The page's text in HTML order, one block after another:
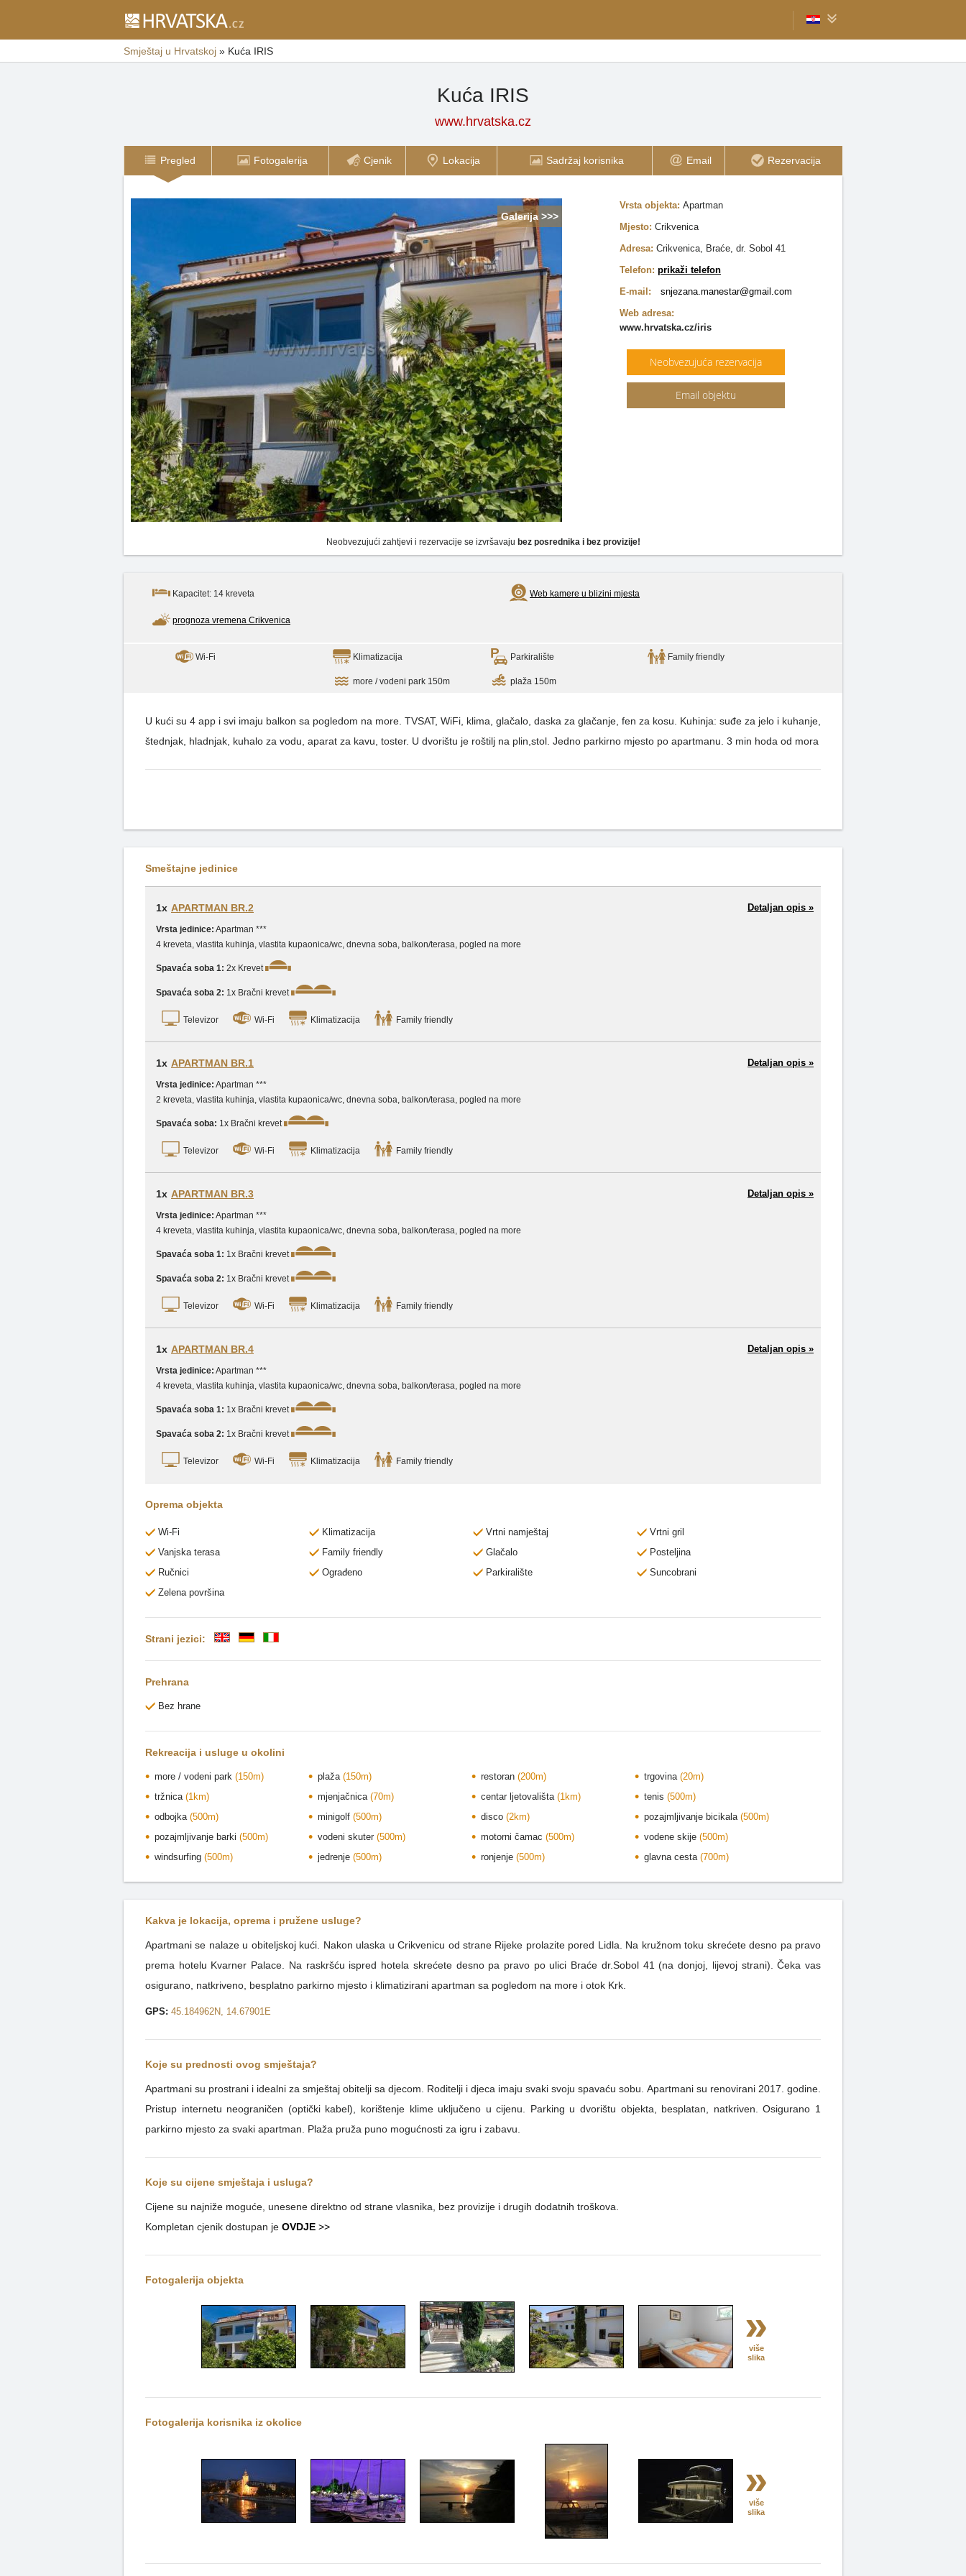
Smještaj u Hrvatskoj » Kuća IRIS
Kuća IRIS
www.hrvatska.cz
Pregled Fotogalerija Cjenik Lokacija Sadržaj korisnika Email Rezervacija
Galerija >>>
Vrsta objekta: Apartman
Mjesto: Crikvenica
Adresa: Crikvenica, Braće, dr. Sobol 41
Telefon: prikaži telefon
E-mail:
snjezana.manestar@gmail.com
Web adresa:
www.hrvatska.cz/iris
Neobvezujuća rezervacija
Email objektu
Neobvezujući zahtjevi i rezervacije se izvršavaju bez posrednika i bez provizije!
Kapacitet: 14 kreveta Web kamere u blizini mjesta
prognoza vremena Crikvenica
Wi-Fi Klimatizacija Parkiralište Family friendly
more / vodeni park 150m plaža 150m
U kući su 4 app i svi imaju balkon sa pogledom na more. TVSAT, WiFi, klima, glačalo, daska za glačanje, fen za kosu. Kuhinja: suđe za jelo i kuhanje,
štednjak, hladnjak, kuhalo za vodu, aparat za kavu, toster. U dvorištu je roštilj na plin,stol. Jedno parkirno mjesto po apartmanu. 3 min hoda od mora
Smeštajne jedinice
1x APARTMAN BR.2
Vrsta jedinice: Apartman ***
4 kreveta, vlastita kuhinja, vlastita kupaonica/wc, dnevna soba, balkon/terasa, pogled na more
Spavaća soba 1: 2x Krevet
Spavaća soba 2: 1x Bračni krevet
Televizor Wi-Fi Klimatizacija Family friendly
Detaljan opis »
1x APARTMAN BR.1
Vrsta jedinice: Apartman ***
2 kreveta, vlastita kuhinja, vlastita kupaonica/wc, dnevna soba, balkon/terasa, pogled na more
Spavaća soba: 1x Bračni krevet
Televizor Wi-Fi Klimatizacija Family friendly
Detaljan opis »
1x APARTMAN BR.3
Vrsta jedinice: Apartman ***
4 kreveta, vlastita kuhinja, vlastita kupaonica/wc, dnevna soba, balkon/terasa, pogled na more
Spavaća soba 1: 1x Bračni krevet
Spavaća soba 2: 1x Bračni krevet
Televizor Wi-Fi Klimatizacija Family friendly
Detaljan opis »
1x APARTMAN BR.4
Vrsta jedinice: Apartman ***
4 kreveta, vlastita kuhinja, vlastita kupaonica/wc, dnevna soba, balkon/terasa, pogled na more
Spavaća soba 1: 1x Bračni krevet
Spavaća soba 2: 1x Bračni krevet
Televizor Wi-Fi Klimatizacija Family friendly
Detaljan opis »
Oprema objekta
Wi-Fi Klimatizacija Vrtni namještaj
Vrtni gril
Vanjska terasa
Family friendly Glačalo
Posteljina
Ručnici
Ograđeno Parkiralište
Suncobrani
Zelena površina
Strani jezici:
Prehrana
Bez hrane
Rekreacija i usluge u okolini
more / vodeni park (150m) plaža (150m) restoran (200m) trgovina (20m)
tržnica (1km) mjenjačnica (70m) centar ljetovališta (1km) tenis (500m)
odbojka (500m) minigolf (500m) disco (2km) pozajmljivanje bicikala (500m)
pozajmljivanje barki (500m) vodeni skuter (500m) motorni čamac (500m) vodene skije (500m)
windsurfing (500m) jedrenje (500m) ronjenje (500m) glavna cesta (700m)
Kakva je lokacija, oprema i pružene usluge?
Apartmani se nalaze u obiteljskoj kući. Nakon ulaska u Crikvenicu od strane Rijeke prolazite pored Lidla. Na kružnom toku skrećete desno pa pravo
prema hotelu Kvarner Palace. Na raskršću ispred hotela skrećete desno pa pravo po ulici Braće dr.Sobol 41 (na donjoj, lijevoj strani). Čeka vas
osigurano, natkriveno, besplatno parkirno mjesto i klimatizirani apartman sa pogledom na more i otok Krk.
GPS: 45.184962N, 14.67901E
Koje su prednosti ovog smještaja?
Apartmani su prostrani i idealni za smještaj obitelji sa djecom. Roditelji i djeca imaju svaki svoju spavaću sobu. Apartmani su renovirani 2017. godine.
Pristup internetu neograničen (optički kabel), korištenje klime uključeno u cijenu. Parking u dvorištu objekta, besplatan, natkriven. Osigurano 1
parkirno mjesto za svaki apartman. Plaža pruža puno mogućnosti za igru i zabavu.
Koje su cijene smještaja i usluga?
Cijene su najniže moguće, unesene direktno od strane vlasnika, bez provizije i drugih dodatnih troškova.
Kompletan cjenik dostupan je OVDJE >>
Fotogalerija objekta
»
više
slika
Fotogalerija korisnika iz okolice
»
više
slika